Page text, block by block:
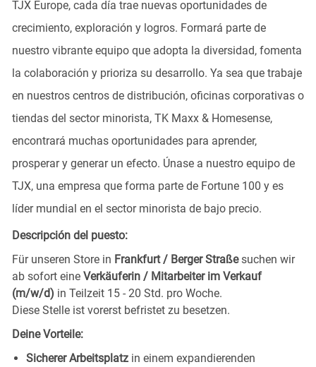
TJX Europe, cada día trae nuevas oportunidades de
crecimiento, exploración y logros. Formará parte de
nuestro vibrante equipo que adopta la diversidad, fomenta
la colaboración y prioriza su desarrollo. Ya sea que trabaje
en nuestros centros de distribución, oficinas corporativas o
tiendas del sector minorista, TK Maxx & Homesense,
encontrará muchas oportunidades para aprender,
prosperar y generar un efecto. Únase a nuestro equipo de
TJX, una empresa que forma parte de Fortune 100 y es
líder mundial en el sector minorista de bajo precio.
Descripción del puesto:
Für unseren Store in Frankfurt / Berger Straßesuchen wir
ab sofort eine Verkäuferin / Mitarbeiter im Verkauf
(m/w/d) in Teilzeit 15 - 20 Std. pro Woche.
Diese Stelle ist vorerst befristet zu besetzen.
Deine Vorteile:
Sicherer Arbeitsplatz in einem expandierenden